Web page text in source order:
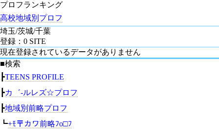
プロフランキング
高校地域別プロフ
埼玉/茨城/千葉
登録：0 SITE
現在登録されているデータがありません
■検索
┣TEENS PROFILE
┣カ゛-ルレズ☆プロフ
┣地域別前略プロフ
┗+ﾓ〒カワ前略ﾌo□ﾌ